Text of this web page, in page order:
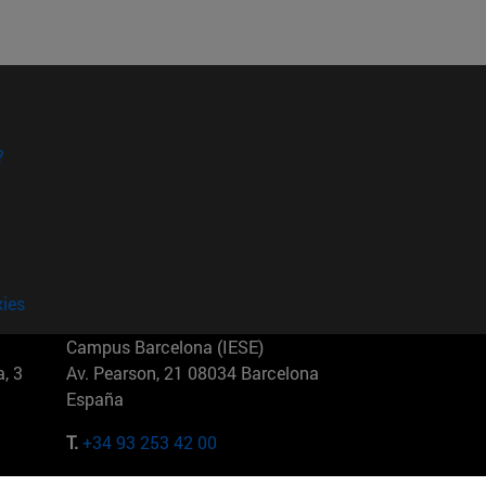
3
Campus Barcelona (IESE)
Av. Pearson, 21 08034 Barcelona
España
T.+34 93 253 42 00